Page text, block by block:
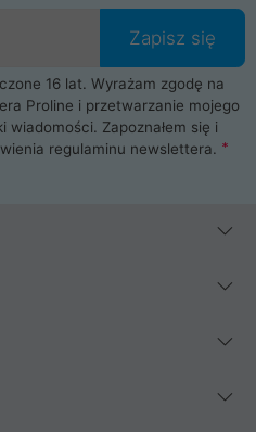
notebooka albo laptopa w
i pełne bezpieczeństwo.
i części komputerowe
płyty główne, pamięci,
pracownicy pomogą Ci wybrać
oraz obudowę do komputera.
najlepsze na rynku
jak Xiaomi, Apple, Samsung i
to wszystko, możesz
Zapisz się
16 lat. Wyrażam zgodę na
Proline i przetwarzanie mojego
wiadomości. Zapoznałem się i
regulaminu newslettera.